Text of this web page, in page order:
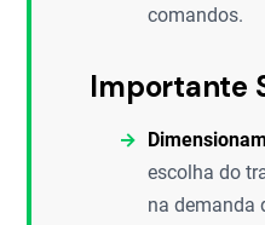
comandos.
Importante
escolha do
na demanda